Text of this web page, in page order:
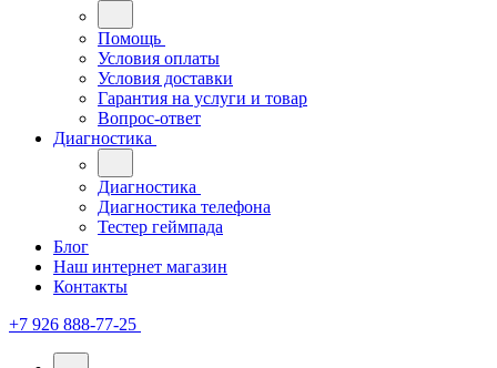
Помощь
Условия оплаты
Условия доставки
Гарантия на услуги и товар
Вопрос-ответ
Диагностика
Диагностика
Диагностика телефона
Тестер геймпада
Блог
Наш интернет магазин
Контакты
+7 926 888-77-25